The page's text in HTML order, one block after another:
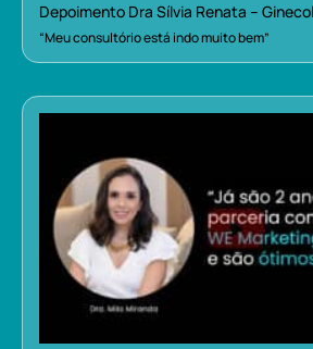
Depoimento Dra Sílvia Renata –
“Meu consultório está indo muito bem”